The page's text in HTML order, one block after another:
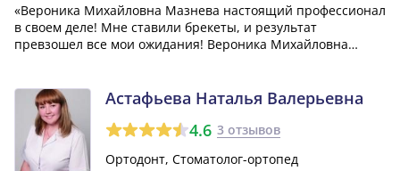
«Вероника Михайловна Мазнева настоящий профессионал
в своем деле! Мне ставили брекеты, и результат
превзошел все мои ожидания! Вероника Михайловна
отличную работу!»Астафьева Наталья Валерьевна
4.6 3 отзывов
Ортодонт, Стоматолог-ортопед